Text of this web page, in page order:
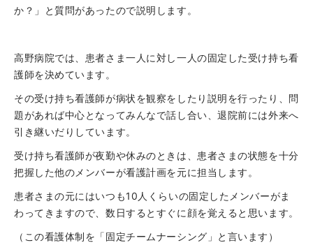
か？」と質問があったので説明します。
高野病院では、患者さま一人に対し一人の固定した受け持ち看
護師を決めています。
その受け持ち看護師が病状を観察をしたり説明を行ったり、問
題があれば中心となってみんなで話し合い、退院前には外来へ
引き継いだりしています。
受け持ち看護師が夜勤や休みのときは、患者さまの状態を十分
把握した他のメンバーが看護計画を元に担当します。
患者さまの元にはいつも10人くらいの固定したメンバーがま
わってきますので、数日するとすぐに顔を覚えると思います。
（この看護体制を「固定チームナーシング」と言います）